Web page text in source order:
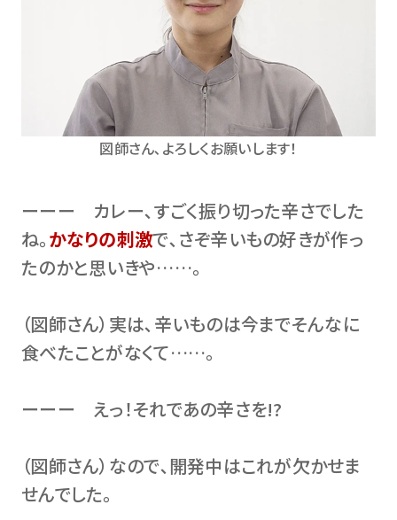
図師さん､よろしくお願いします！
ーーー カレー､すごく振り切った辛さでした
ね。かなりの刺激で､さぞ辛いもの好きが作っ
たのかと思いきや……。
（図師さん）実は､辛いものは今までそんなに
食べたことがなくて……。
ーーー えっ！それであの辛さを!?
（図師さん）なので､開発中はこれが欠かせま
せんでした。